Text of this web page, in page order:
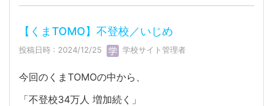
【くまTOMO】不登校／いじめ
投稿日時 : 2024/12/25 学校サイト管理者
今回のくまTOMOの中から、
「不登校34万人 増加続く」